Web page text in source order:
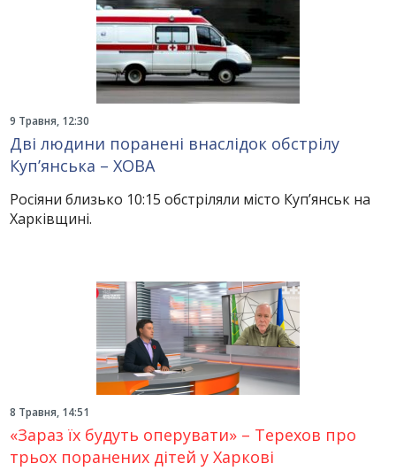
9 Травня, 12:30
Дві людини поранені внаслідок обстрілу
Куп’янська – ХОВА
Росіяни близько 10:15 обстріляли місто Куп’янськ на
Харківщині.
8 Травня, 14:51
«Зараз їх будуть оперувати» – Терехов про
трьох поранених дітей у Харкові